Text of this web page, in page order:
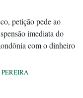
petição pede ao
imediata do
com o dinheiro